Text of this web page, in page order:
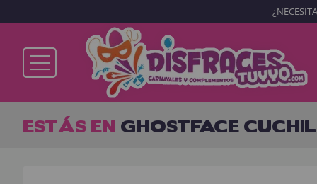
Ya soy cliente
ESTÁS EN GHOSTFACE